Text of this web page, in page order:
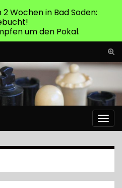
Wochen in Bad Soden:
um den Pokal.